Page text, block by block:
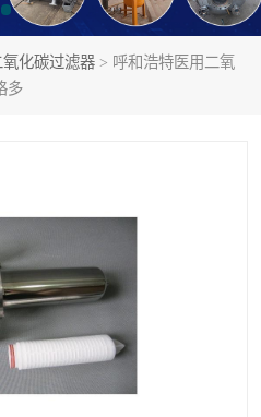
氧化碳过滤器 > 呼和浩特医用二氧
多
管道过滤器
液氨除油除水过滤器
替代进口过滤器
耐腐蚀除雾器滤芯